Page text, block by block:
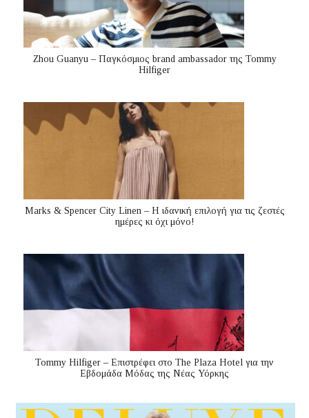
Zhou Guanyu – Παγκόσμιος brand ambassador της Tommy
Hilfiger
Marks & Spencer City Linen – Η ιδανική επιλογή για τις ζεστές
ημέρες κι όχι μόνο!
Tommy Hilfiger – Επιστρέφει στο The Plaza Hotel για την
Εβδομάδα Μόδας της Νέας Υόρκης